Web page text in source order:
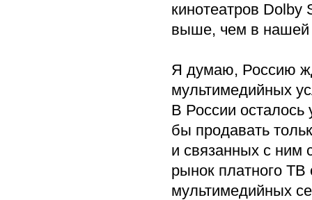
кинотеатров Dolby
выше, чем в нашей
Я думаю, Россию
мультимедийных
В России осталось
бы продавать
и связанных с ним
рынок платного ТВ
мультимедийных